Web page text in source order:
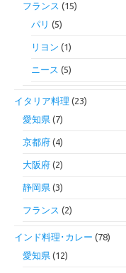
フランス (15)
パリ (5)
リヨン (1)
ニース (5)
イタリア料理 (23)
愛知県 (7)
京都府 (4)
大阪府 (2)
静岡県 (3)
フランス (2)
インド料理･カレー (78)
愛知県 (12)